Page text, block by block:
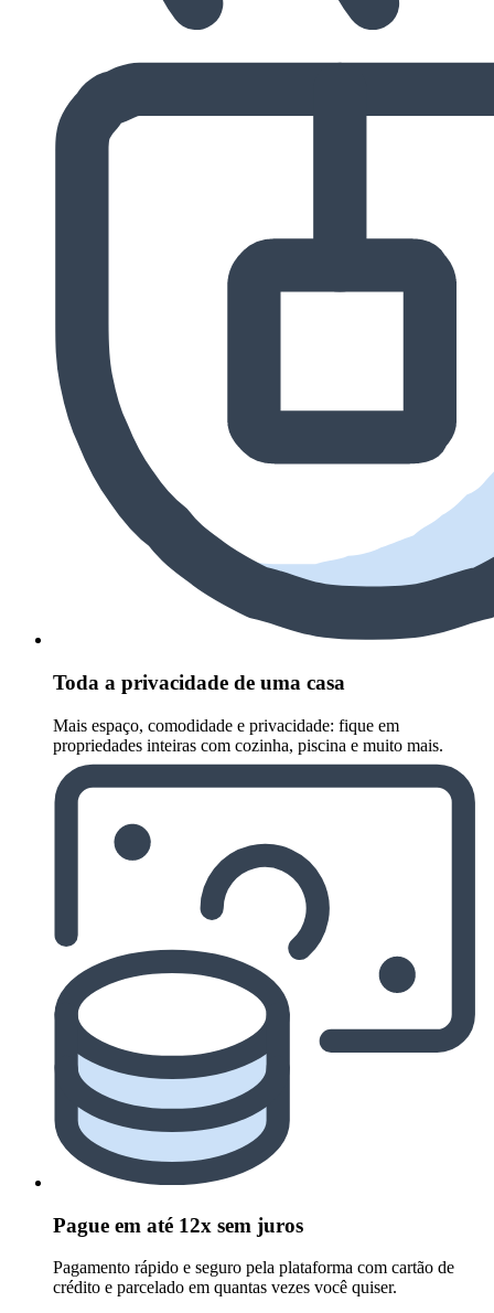
Toda a privacidade de uma casa
Mais espaço, comodidade e privacidade: fique em
propriedades inteiras com cozinha, piscina e muito mais.
Pague em até 12x sem juros
Pagamento rápido e seguro pela plataforma com cartão de
crédito e parcelado em quantas vezes você quiser.